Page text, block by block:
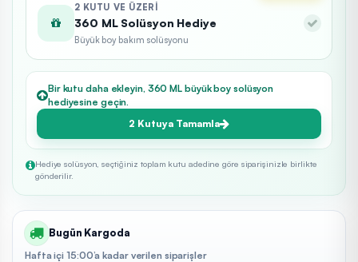
2 KUTU VE ÜZERI
360 ML Solüsyon Hediye
Büyük boy bakım solüsyonu
Bir kutu daha ekleyin, 360 ML büyük boy solüsyon
hediyesine geçin.
2 Kutuya Tamamla
Hediye solüsyon, seçtiğiniz toplam kutu adedine göre siparişinizle birlikte
gönderilir.
Bugün Kargoda
Hafta içi 15:00’a kadar verilen siparişler